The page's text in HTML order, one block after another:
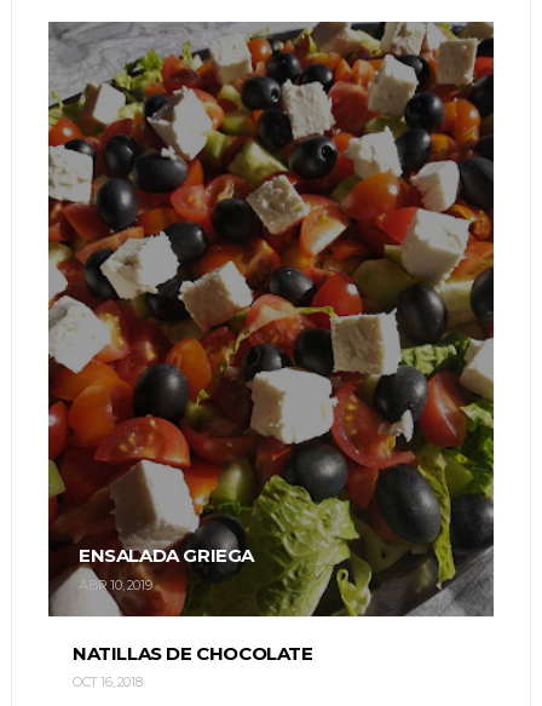
ENSALADA GRIEGA
ABR 10, 2019
NATILLAS DE CHOCOLATE
OCT 16, 2018